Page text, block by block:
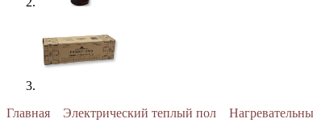
Главная Электрический теплый пол